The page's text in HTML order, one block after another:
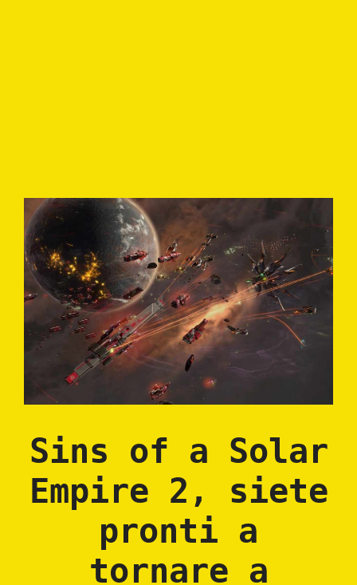
Sins of a Solar
Empire 2, siete
pronti a
tornare a